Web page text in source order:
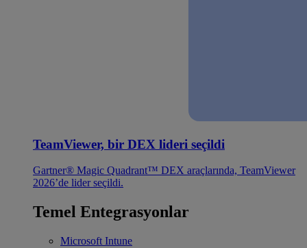
TeamViewer, bir DEX lideri seçildi
Gartner® Magic Quadrant™ DEX araçlarında, TeamViewer
2026’de lider seçildi.
Temel Entegrasyonlar
Microsoft Intune